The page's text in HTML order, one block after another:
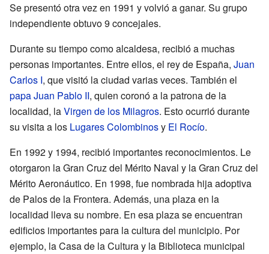
Se presentó otra vez en 1991 y volvió a ganar. Su grupo
independiente obtuvo 9 concejales.
Durante su tiempo como alcaldesa, recibió a muchas
personas importantes. Entre ellos, el rey de España, Juan
Carlos I, que visitó la ciudad varias veces. También el
papaJuan Pablo II, quien coronó a la patrona de la
localidad, laVirgen de los Milagros. Esto ocurrió durante
su visita a los Lugares Colombinosy El Rocío.
En 1992 y 1994, recibió importantes reconocimientos. Le
otorgaron la Gran Cruz del Mérito Naval y la Gran Cruz del
Mérito Aeronáutico. En 1998, fue nombrada hija adoptiva
de Palos de la Frontera. Además, una plaza en la
localidad lleva su nombre. En esa plaza se encuentran
edificios importantes para la cultura del municipio. Por
ejemplo, la Casa de la Cultura y la Biblioteca municipal